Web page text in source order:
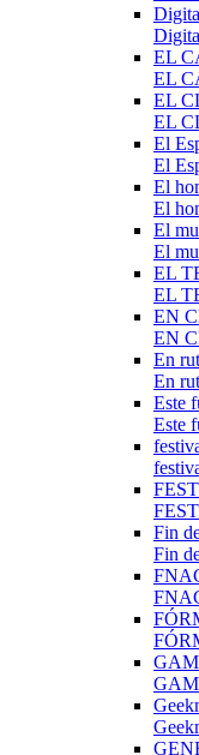
EL
EL
EL
EL
El
El
El
El
El
El
EL
EL
EN
EN
En
En
Este
Este
Fin
Fin